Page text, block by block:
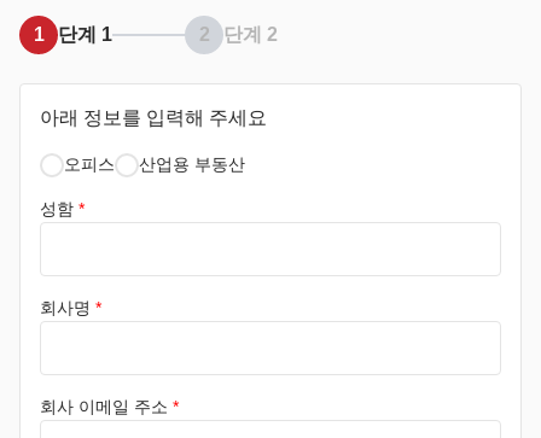
1 단계 1 2 단계 2
아래 정보를 입력해 주세요
오피스 산업용 부동산
성함 *
회사명 *
회사 이메일 주소 *